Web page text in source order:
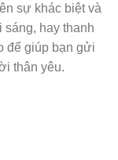
sự khác biệt và
hay thanh
để giúp bạn gửi
thân yêu.